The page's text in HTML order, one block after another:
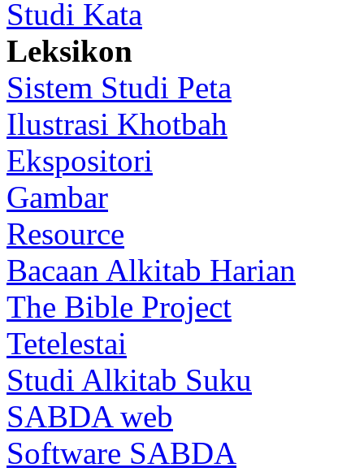
Studi Kata
Leksikon
Sistem Studi Peta
Ilustrasi Khotbah
Ekspositori
Gambar
Resource
Bacaan Alkitab Harian
The Bible Project
Tetelestai
Studi Alkitab Suku
SABDA web
Software SABDA